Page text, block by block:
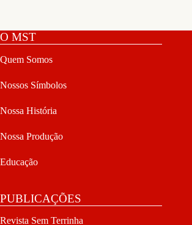
O MST
Quem Somos
Nossos Símbolos
Nossa História
Nossa Produção
Educação
PUBLICAÇÕES
Revista Sem Terrinha